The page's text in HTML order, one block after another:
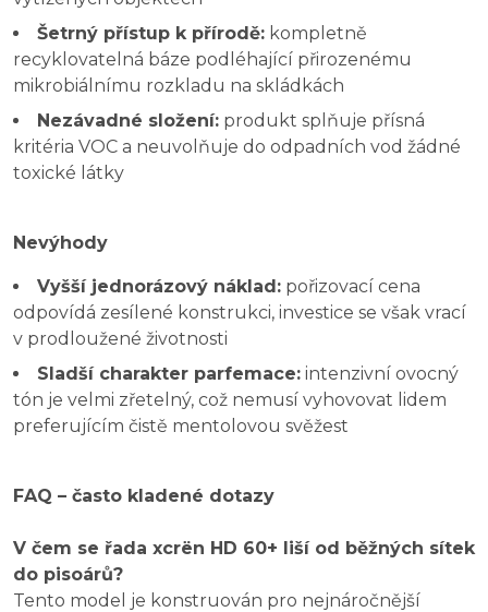
Šetrný přístup k přírodě: kompletně
recyklovatelná báze podléhající přirozenému
mikrobiálnímu rozkladu na skládkách
Nezávadné složení: produkt splňuje přísná
kritéria VOC a neuvolňuje do odpadních vod žádné
toxické látky
Nevýhody
Vyšší jednorázový náklad: pořizovací cena
odpovídá zesílené konstrukci, investice se však vrací
v prodloužené životnosti
Sladší charakter parfemace: intenzivní ovocný
tón je velmi zřetelný, což nemusí vyhovovat lidem
preferujícím čistě mentolovou svěžest
FAQ – často kladené dotazy
V čem se řada xcrën HD 60+ liší od běžných sítek
do pisoárů?
Tento model je konstruován pro nejnáročnější